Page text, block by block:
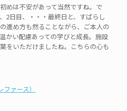
めは不安があって当然ですね。で
2日目、・・・最終日と、すばらし
進め方も然ることながら、ご本人の
かい配慮あっての学びと成長。施設
をいただけましたね。こちらの心も
ァース）